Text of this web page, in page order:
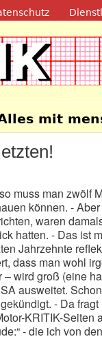
Direkt
mit
muss man zwölf
können. -
waren
hatten. - Das ist
Jahrzehnte
dass man wohl
wird groß (eine
ausweitet.
- Da
KRITIK-Seiten
- die ich von